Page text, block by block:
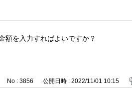
額を入力すればよいですか？
No : 3856 公開日時 : 2022/11/01 10:15